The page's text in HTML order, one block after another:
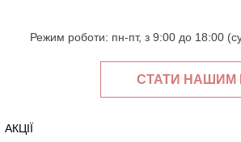
Режим роботи: пн-пт, з 9:00 до 18:00
СТАТИ НАШИМ
АКЦІЇ